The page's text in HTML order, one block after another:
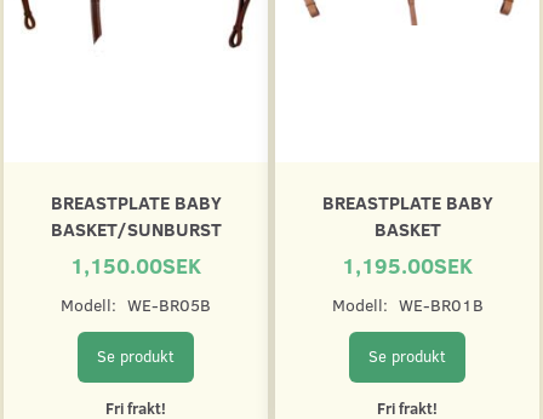
BREASTPLATE BABY
BASKET/SUNBURST
1,150.00SEK
Modell: WE-BR05B
Se produkt
Fri frakt!
BREASTPLATE BABY
BASKET
1,195.00SEK
Modell: WE-BR01B
Se produkt
Fri frakt!